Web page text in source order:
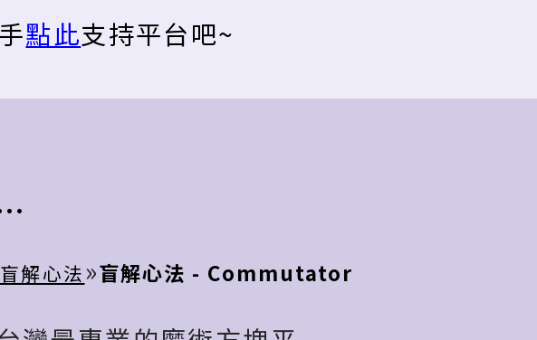
點此支持平台吧~
盲解心法»盲解心法 - Commutator